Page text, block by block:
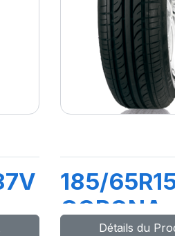
185/
CORONA
Détails du